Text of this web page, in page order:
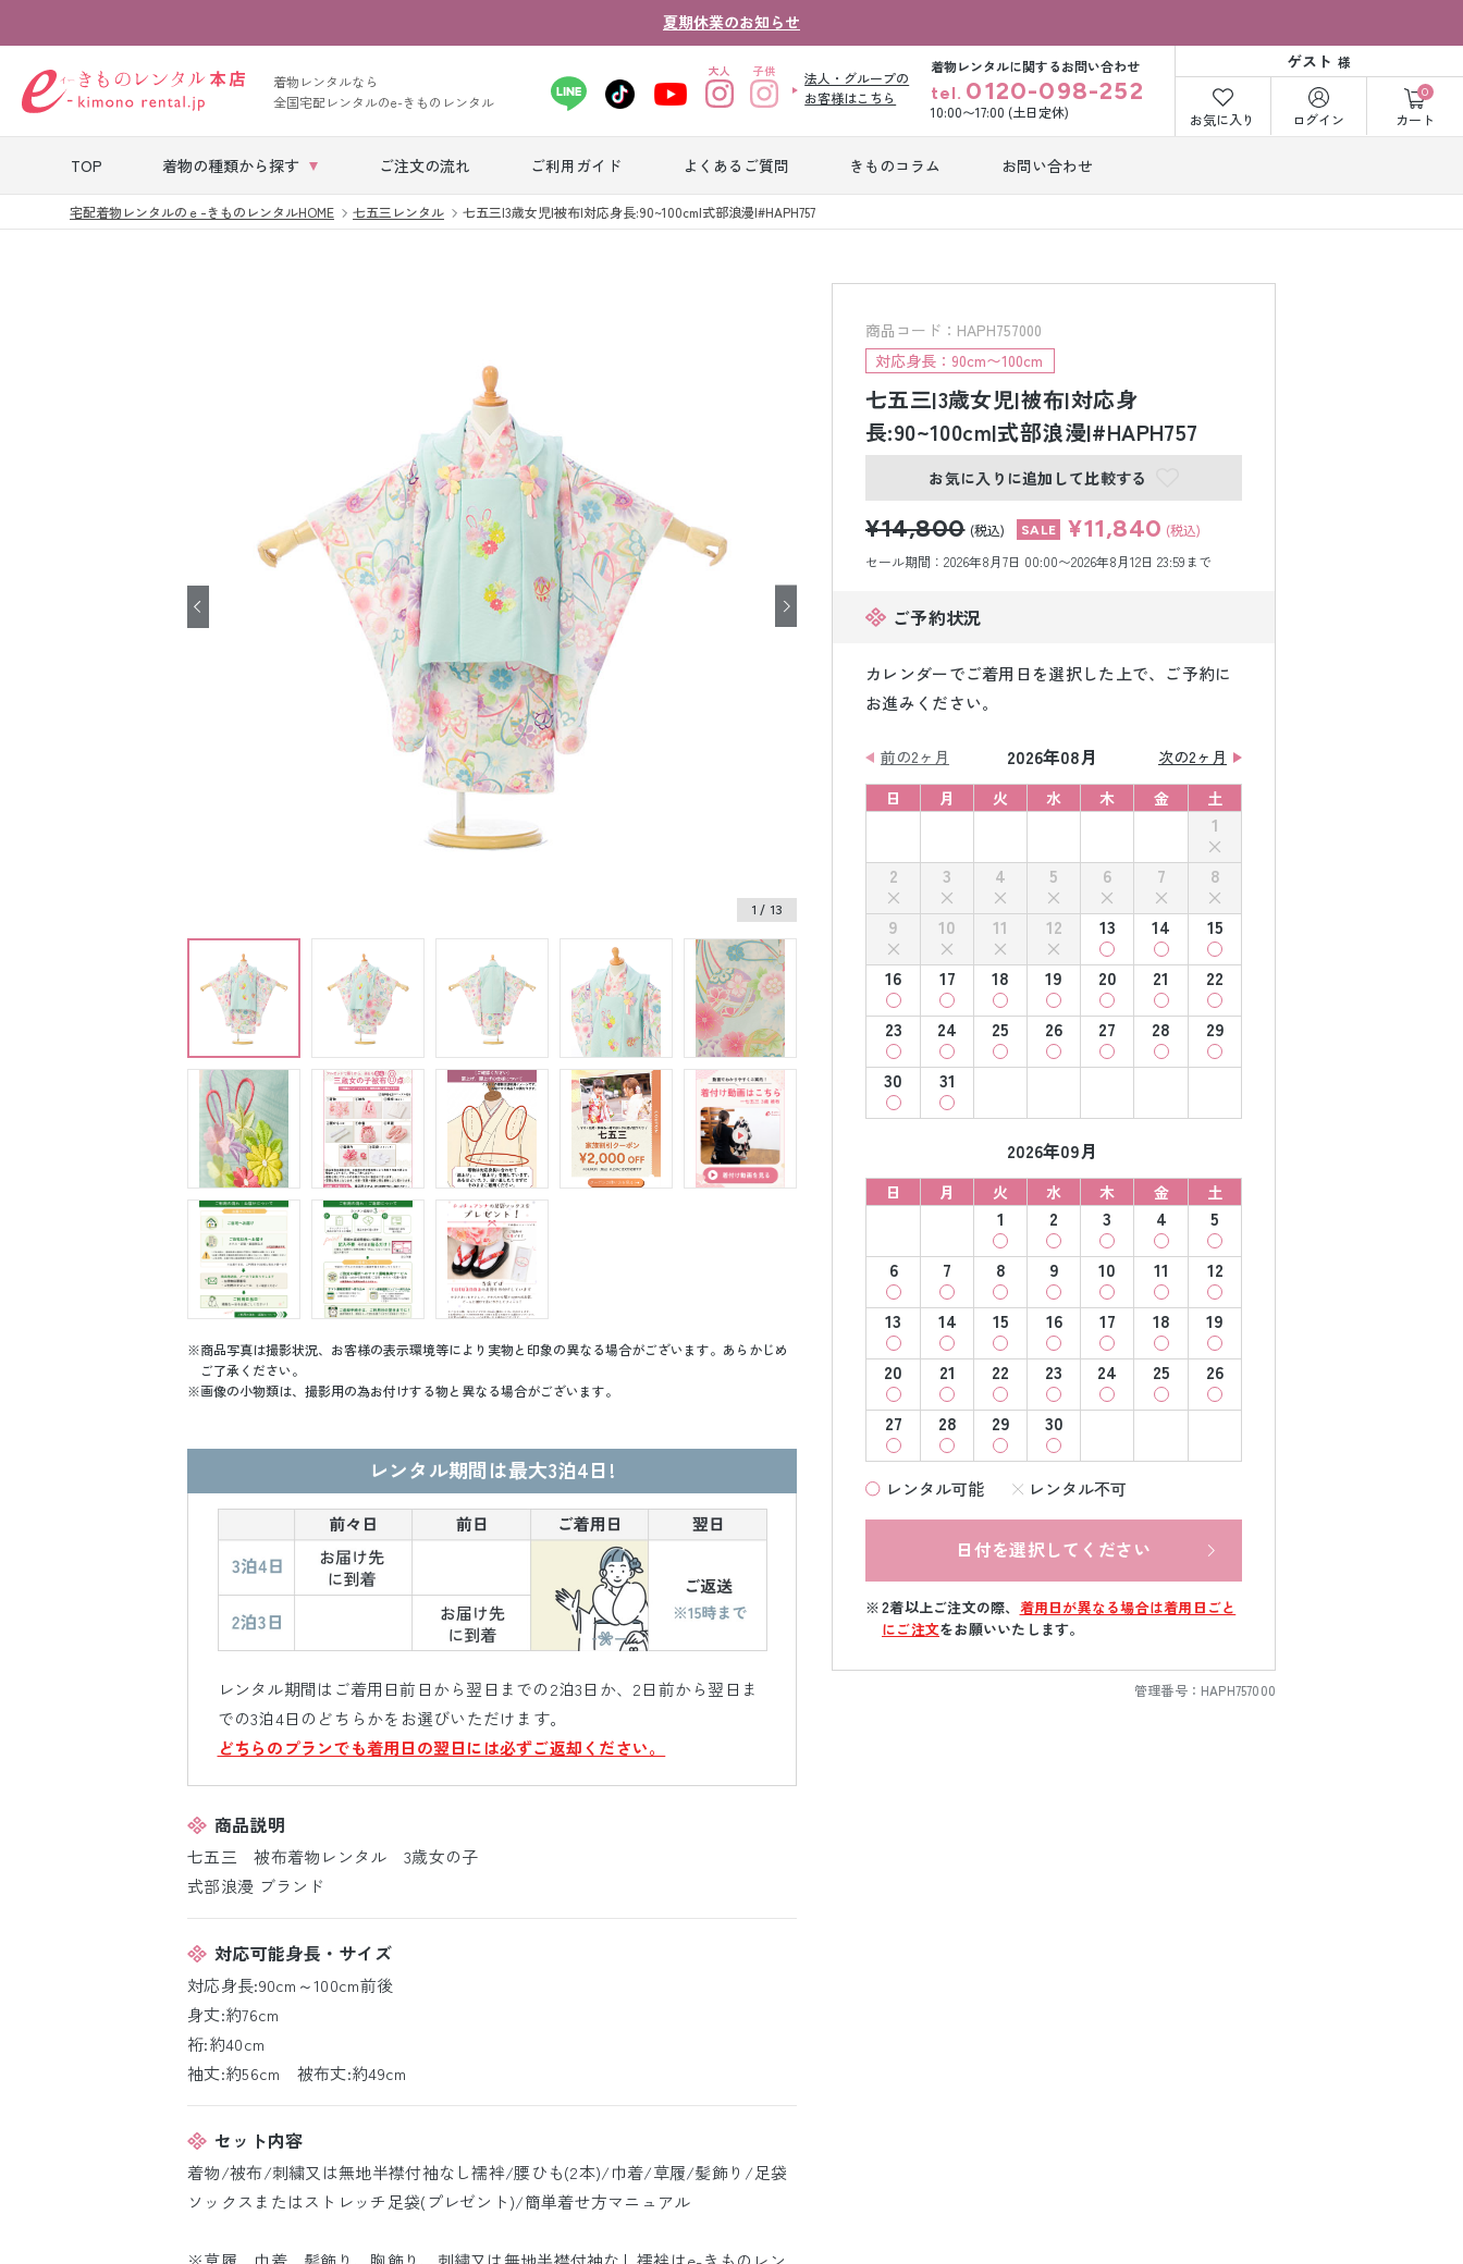
夏期休業のお知らせ
着物レンタルなら
全国宅配レンタルのe-きものレンタル
法人・グループの
お客様はこちら
着物レンタルに関するお問い合わせ
tel. 0120-098-252
10:00〜17:00 (土日定休)
ゲスト 様
お気に入り ログイン
0
カート
TOP 着物の種類から探す ご注文の流れ ご利用ガイド よくあるご質問 きものコラム お問い合わせ
七五三レンタル 振袖レンタル
卒業式袴レンタ
ル
産着レンタル
レンタル
タル
男性礼装レンタ
色打掛&紋付袴
レンタル
引き振袖レンタ
小物販売品
宅配着物レンタルのｅ-きものレンタルHOME 七五三レンタル 七五三|3歳女児|被布|対応身長:90~100cm|式部浪漫|#HAPH757
商品コード：HAPH757000
対応身長：90cm〜100cm
七五三|3歳女児|被布|対応身
長:90~100cm|式部浪漫|#HAPH757
お気に入りに追加して比較する
¥14,800 (税込) ¥11,840 (税込)
セール期間：2026年8月7日 00:00〜2026年8月12日 23:59まで
ご予約状況
カレンダーでご着用日を選択した上で、ご予約に
お進みください。
前の2ヶ月 2026年08月
次の2ヶ月
日
月 火 水 木 金 土
1
2
3 4 5 6 7
8
9
10 11 12 13 14
15
16
17 18 19 20 21
22
23
24 25 26 27 28
29
30
31
2026年09月
日 月 火 水 木 金 土
1 2 3 4
5
6
7 8 9 10 11
12
13
14 15 16 17 18
19
20
21 22 23 24 25
26
27
28 29 30
レンタル可能 レンタル不可
日付を選択してください
2着以上ご注文の際、 着用日が異なる場合は着用日ごと
にご注文をお願いいたします。
管理番号： HAPH757000
1 / 13
商品写真は撮影状況、お客様の表示環境等により実物と印象の異なる場合がございます。あらかじめ
ご了承ください。
画像の小物類は、撮影用の為お付けする物と異なる場合がございます。
レンタル期間は最大3泊4日!
レンタル期間はご着用日前日から翌日までの2泊3日か、2日前から翌日ま
での3泊4日のどちらかをお選びいただけます。
どちらのプランでも着用日の翌日には必ずご返却ください。
商品説明
七五三 被布着物レンタル 3歳女の子
式部浪漫 ブランド
対応可能身長・サイズ
対応身長:90cm～100cm前後
身丈:約76cm
裄:約40cm
袖丈:約56cm 被布丈:約49cm
セット内容
着物/被布/刺繍又は無地半襟付袖なし襦袢/腰ひも(2本)/巾着/草履/髪飾り/足袋
ソックスまたはストレッチ足袋(プレゼント)/簡単着せ方マニュアル